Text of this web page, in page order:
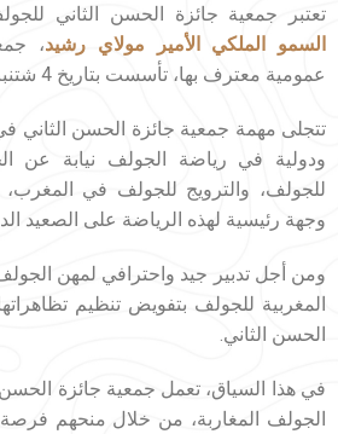
تعتبر جمعية جائزة الحسن الثاني
السمو الملكي الأمير مولاي رشيد،
عمومية معترف بها، تأسست بتاريخ 4 شتنبر 2002.
تتجلى مهمة جمعية جائزة الحسن الثاني
ودولية في رياضة الجولف نيابة عن
للجولف، والترويج للجولف في
وجهة رئيسية لهذه الرياضة على الصعيد
ومن أجل تدبير جيد واحترافي لمهن
المغربية للجولف بتفويض تنظيم
الحسن الثاني.
في هذا السياق، تعمل جمعية جائزة
الجولف المغاربة، من خلال منحهم فرصة